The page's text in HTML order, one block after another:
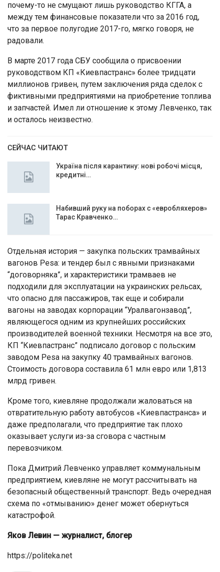
почему-то не смущают лишь руководство КГГА, а
между тем финансовые показатели что за 2016 год,
что за первое полугодие 2017-го, мягко говоря, не
радовали.
В марте 2017 года СБУ сообщила о присвоении
руководством КП «Киевпастранс» более тридцати
миллионов гривен, путем заключения ряда сделок с
фиктивными предприятиями на приобретение топлива
и запчастей. Имел ли отношение к этому Левченко, так
и осталось неизвестно.
СЕЙЧАС ЧИТАЮТ
Україна після карантину: нові робочі місця,
кредитні…
Набивший руку на поборах с «евробляхеров»
Тарас Кравченко…
Отдельная история — закупка польских трамвайных
вагонов Pesa: и тендер был с явными признаками
“договорняка”, и характеристики трамваев не
подходили для эксплуатации на украинских рельсах,
что опасно для пассажиров, так еще и собирали
вагоны на заводах корпорации “Уралвагонзавод”,
являющегося одним из крупнейших российских
производителей военной техники. Несмотря на все это,
КП “Киевпастранс” подписало договор с польским
заводом Pesa на закупку 40 трамвайных вагонов.
Стоимость договора составила 61 млн евро или 1,813
млрд гривен.
Кроме того, киевляне продолжали жаловаться на
отвратительную работу автобусов «Киевпастранса» и
даже предполагали, что предприятие так плохо
оказывает услуги из-за сговора с частным
перевозчиком.
Пока Дмитрий Левченко управляет коммунальным
предприятием, киевляне не могут рассчитывать на
безопасный общественный транспорт. Ведь очередная
схема по «отмыванию» денег может обернуться
катастрофой.
Яков Левин — журналист, блогер
https://politeka.net